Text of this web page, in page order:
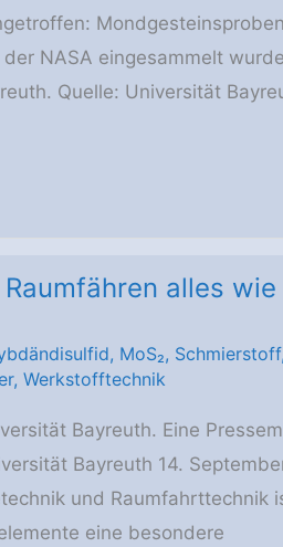
NASA eingesammelt
Quelle: Universität
alles wie
, MoS₂, Schmierstoff,
, Werkstofftechnik
Bayreuth. Eine
Bayreuth 14.
und Raumfahrttechnik
eine besondere